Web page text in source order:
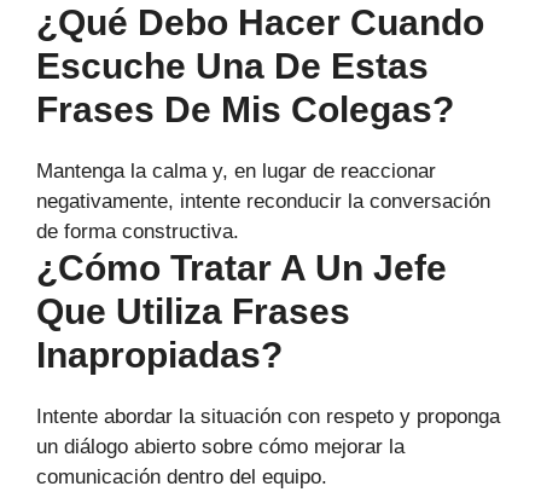
¿Qué Debo Hacer Cuando
Escuche Una De Estas
Frases De Mis Colegas?
Mantenga la calma y, en lugar de reaccionar
negativamente, intente reconducir la conversación
de forma constructiva.
¿Cómo Tratar A Un Jefe
Que Utiliza Frases
Inapropiadas?
Intente abordar la situación con respeto y proponga
un diálogo abierto sobre cómo mejorar la
comunicación dentro del equipo.